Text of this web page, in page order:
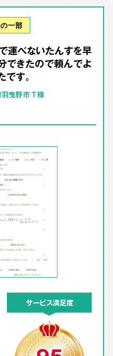
一部
運べないたんすを早
できたので頼んでよ
です。
曳野市 T様
サービス満足度